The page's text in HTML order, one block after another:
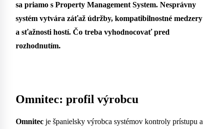
sa priamo s Property Management System. Nesprávny
systém vytvára záťaž údržby, kompatibilnostné medzery
a sťažnosti hostí. Čo treba vyhodnocovať pred
rozhodnutím.
Omnitec: profil výrobcu
Omnitec je španielsky výrobca systémov kontroly prístupu a